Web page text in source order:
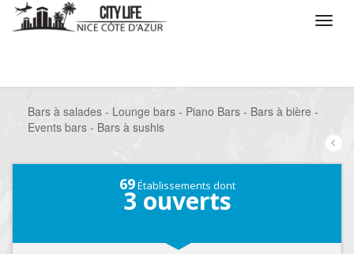
Bars à salades - Lounge bars - Piano Bars - Bars à bière -
Events bars - Bars à sushis
69Établissements dont
3 ouverts